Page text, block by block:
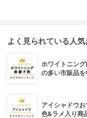
よく見られている人
ホワイトニン
の多い市販品を
アイシャドウ
色&ラメ入り商